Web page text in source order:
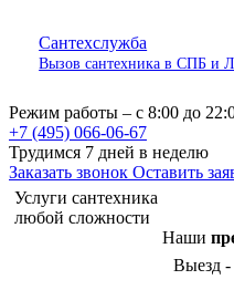
Сантехслужба
Вызов сантехника в СПБ и
Режим работы – с 8:00 до
+7 (495) 066-06-67
Трудимся 7 дней в неделю
Заказать звонок Оставить
Услуги сантехника
любой сложности
Наши
Выезд -